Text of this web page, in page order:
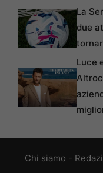
La
due
Luce
Chi siamo -